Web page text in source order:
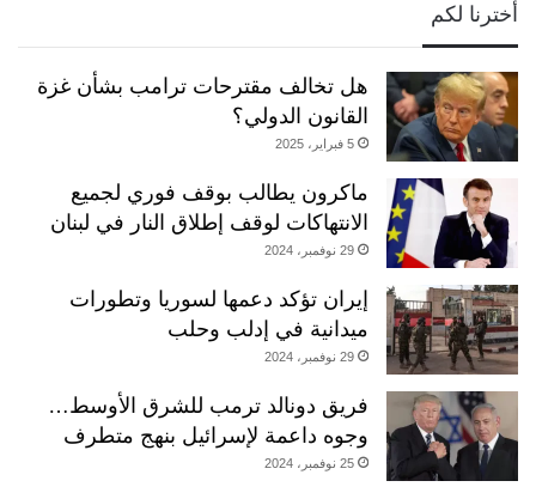
أخترنا لكم
هل تخالف مقترحات ترامب بشأن غزة
القانون الدولي؟
5 فبراير، 2025
ماكرون يطالب بوقف فوري لجميع
الانتهاكات لوقف إطلاق النار في لبنان
29 نوفمبر، 2024
إيران تؤكد دعمها لسوريا وتطورات
ميدانية في إدلب وحلب
29 نوفمبر، 2024
فريق دونالد ترمب للشرق الأوسط…
وجوه داعمة لإسرائيل بنهج متطرف
25 نوفمبر، 2024